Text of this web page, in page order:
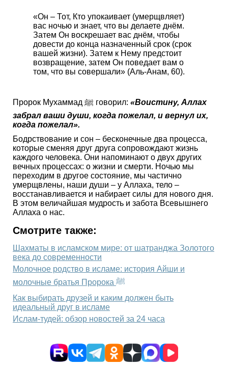
«Он – Тот, Кто упокаивает (умерщвляет)
вас ночью и знает, что вы делаете днём.
Затем Он воскрешает вас днём, чтобы
довести до конца назначенный срок (срок
вашей жизни). Затем к Нему предстоит
возвращение, затем Он поведает вам о
том, что вы совершали» (Аль-Анам, 60).
Пророк Мухаммад ﷺ говорил: «Воистину, Аллах
забрал ваши души, когда пожелал, и вернул их,
когда пожелал».
Бодрствование и сон – бесконечные два процесса,
которые сменяя друг друга сопровождают жизнь
каждого человека. Они напоминают о двух других
вечных процессах: о жизни и смерти. Ночью мы
переходим в другое состояние, мы частично
умерщвлены, наши души – у Аллаха, тело –
восстанавливается и набирает силы для нового дня.
В этом величайшая мудрость и забота Всевышнего
Аллаха о нас.
Смотрите также:
Шахматы в исламском мире: от шатранджа Золотого
века до современности
Молочное родство в исламе: история Айши и
молочные братья Пророка ﷺ
Как выбирать друзей и каким должен быть
идеальный друг в исламе
Ислам-тудей: обзор новостей за 24 часа